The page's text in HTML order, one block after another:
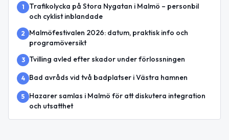
1
Trafikolycka på Stora Nygatan i Malmö – personbil
och cyklist inblandade
2
Malmöfestivalen 2026: datum, praktisk info och
programöversikt
3 Tvilling avled efter skador under förlossningen
4 Bad avråds vid två badplatser i Västra hamnen
5
Hazarer samlas i Malmö för att diskutera integration
och utsatthet